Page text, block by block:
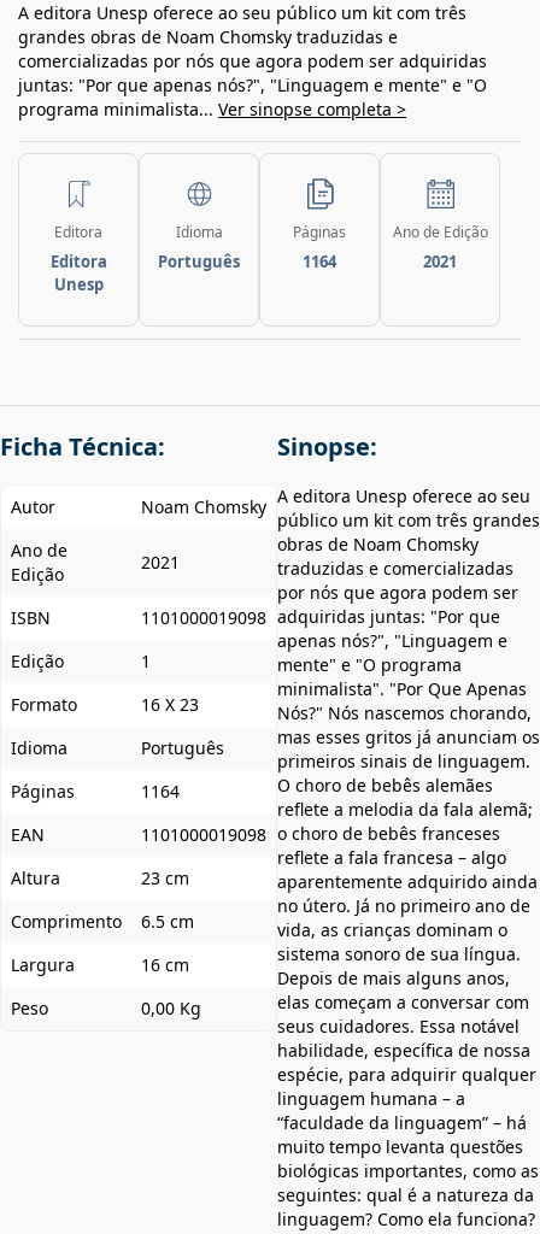
A editora Unesp oferece ao seu público um kit com três
grandes obras de Noam Chomsky traduzidas e
comercializadas por nós que agora podem ser adquiridas
juntas: "Por que apenas nós?", "Linguagem e mente" e "O
programa minimalista... Ver sinopse completa >
Editora
Editora
Unesp
Idioma
Português
Páginas
1164
Ano de Edição
2021
Ficha Técnica:
Autor
Noam Chomsky
Ano de
Edição
2021
ISBN
1101000019098
Edição
1
Formato
16 X 23
Idioma
Português
Páginas
1164
EAN
1101000019098
Altura
23 cm
Comprimento
6.5 cm
Largura
16 cm
Peso
0,00 Kg
Sinopse:
A editora Unesp oferece ao seu
público um kit com três grandes
obras de Noam Chomsky
traduzidas e comercializadas
por nós que agora podem ser
adquiridas juntas: "Por que
apenas nós?", "Linguagem e
mente" e "O programa
minimalista". "Por Que Apenas
Nós?" Nós nascemos chorando,
mas esses gritos já anunciam os
primeiros sinais de linguagem.
O choro de bebês alemães
reflete a melodia da fala alemã;
o choro de bebês franceses
reflete a fala francesa – algo
aparentemente adquirido ainda
no útero. Já no primeiro ano de
vida, as crianças dominam o
sistema sonoro de sua língua.
Depois de mais alguns anos,
elas começam a conversar com
seus cuidadores. Essa notável
habilidade, específica de nossa
espécie, para adquirir qualquer
linguagem humana – a
“faculdade da linguagem” – há
muito tempo levanta questões
biológicas importantes, como as
seguintes: qual é a natureza da
linguagem? Como ela funciona?